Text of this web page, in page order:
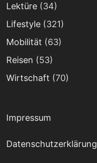
Lektüre(34)
Lifestyle(321)
Mobilität (63)
Reisen (53)
Wirtschaft (70)
Impressum
Datenschutzerklärung